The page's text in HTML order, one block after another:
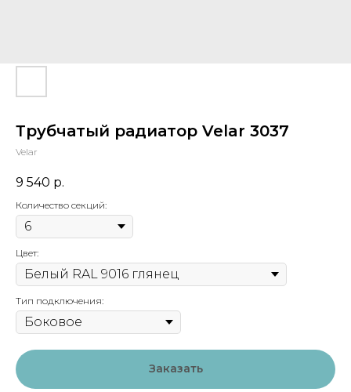
Трубчатый радиатор Velar 3037
Velar
9 540 р.
Количество секций:
Цвет:
Тип подключения:
Заказать